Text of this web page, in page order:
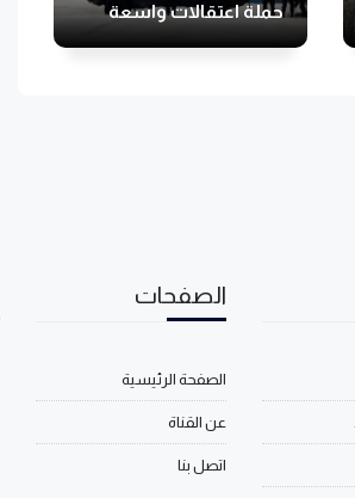
حملة اعتقالات واسعة
الصفحات
الصفحة الرئيسية
عن القناة
اتصل بنا